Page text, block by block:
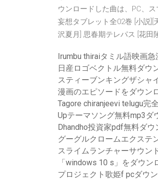
ウンロードした曲は、PC、
妄想タブレット全02巻 [小説][
沢夏月] 思春期テレパス [花田
Irumbu thiraiタミル語映画
日産ロゴベクトル無料ダウ
スティーブンキングザシャ
漫画のエピソードをダウン
Tagore chiranjeevi telugu完
Upテーマソング無料mp3ダ
Dhandho投資家pdf無料ダウ
グーグルクロームエクステ
スライムランチャーサウン
「windows 10 s」をダウン
プロジェクト歌姫f pcダウ